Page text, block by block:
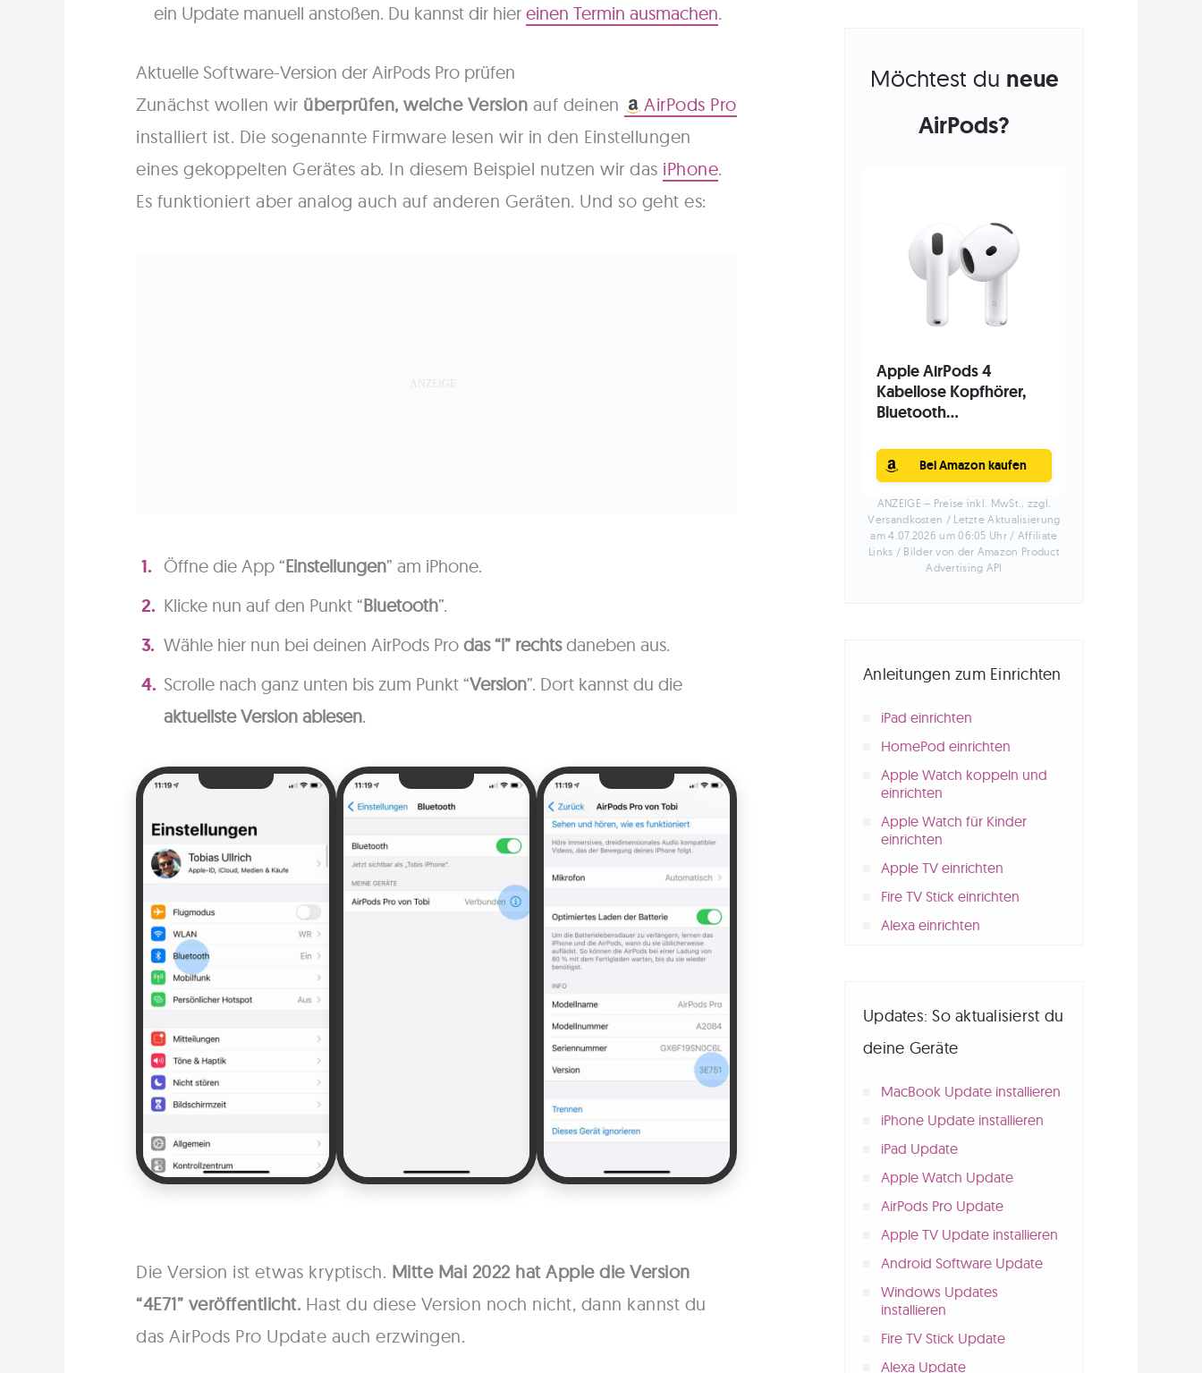
ein Update manuell anstoßen. Du kannst dir hier einen Termin ausmachen.
Aktuelle Software-Version der AirPods Pro prüfen
Zunächst wollen wir überprüfen, welche Version auf deinen
AirPods Pro
installiert ist. Die sogenannte Firmware lesen wir in den Einstellungen
eines gekoppelten Gerätes ab. In diesem Beispiel nutzen wir das iPhone.
Es funktioniert aber analog auch auf anderen Geräten. Und so geht es:
Öffne die App “Einstellungen” am iPhone.
Klicke nun auf den Punkt “Bluetooth”.
Wähle hier nun bei deinen AirPods Pro das “i” rechtsdaneben aus.
Scrolle nach ganz unten bis zum Punkt “Version”. Dort kannst du die
aktuellste Version ablesen.
Die Version ist etwas kryptisch. Mitte Mai 2022 hat Apple die Version
“4E71” veröffentlicht. Hast du diese Version noch nicht, dann kannst du
das AirPods Pro Update auch erzwingen.
Möchtest du neue
AirPods?
Apple AirPods 4
Kabellose Kopfhörer,
Bluetooth...
Bei Amazon kaufen
ANZEIGE – Preise inkl. MwSt., zzgl.
Versandkosten / Letzte Aktualisierung
am 4.07.2026 um 06:05 Uhr / Affiliate
Links / Bilder von der Amazon Product
Advertising API
Anleitungen zum Einrichten
iPad einrichten
HomePod einrichten
Apple Watch koppeln und
einrichten
Apple Watch für Kinder
einrichten
Apple TV einrichten
Fire TV Stick einrichten
Alexa einrichten
Updates: So aktualisierst du
deine Geräte
MacBook Update installieren
iPhone Update installieren
iPad Update
Apple Watch Update
AirPods Pro Update
Apple TV Update installieren
Android Software Update
Windows Updates
installieren
Fire TV Stick Update
Alexa Update